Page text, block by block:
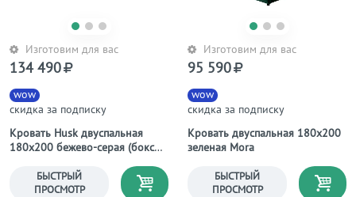
Изготовим для вас
Кровать Husk двуспальная
180х200 бежево-серая (бокс
wow
скидка за подписку
134 490
БЫСТРЫЙ
ПРОСМОТР
Изготовим для вас
Кровать двуспальная 180х200
зеленая Mora
wow
скидка за подписку
95 590
БЫСТРЫЙ
ПРОСМОТР